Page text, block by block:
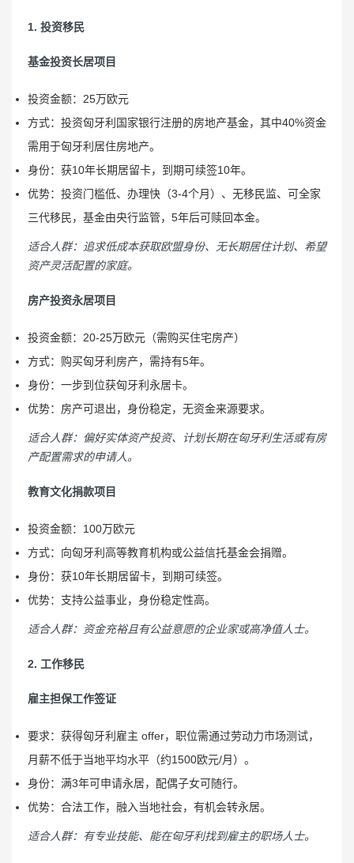
1. 投资移民
基金投资长居项目
投资金额：25万欧元
方式：投资匈牙利国家银行注册的房地产基金，其中40%资金
需用于匈牙利居住房地产。
身份：获10年长期居留卡，到期可续签10年。
优势：投资门槛低、办理快（3-4个月）、无移民监、可全家
三代移民，基金由央行监管，5年后可赎回本金。
适合人群：追求低成本获取欧盟身份、无长期居住计划、希望
资产灵活配置的家庭。
房产投资永居项目
投资金额：20-25万欧元（需购买住宅房产）
方式：购买匈牙利房产，需持有5年。
身份：一步到位获匈牙利永居卡。
优势：房产可退出，身份稳定，无资金来源要求。
适合人群：偏好实体资产投资、计划长期在匈牙利生活或有房
产配置需求的申请人。
教育文化捐款项目
投资金额：100万欧元
方式：向匈牙利高等教育机构或公益信托基金会捐赠。
身份：获10年长期居留卡，到期可续签。
优势：支持公益事业，身份稳定性高。
适合人群：资金充裕且有公益意愿的企业家或高净值人士。
2. 工作移民
雇主担保工作签证
要求：获得匈牙利雇主 offer，职位需通过劳动力市场测试，
月薪不低于当地平均水平（约1500欧元/月）。
身份：满3年可申请永居，配偶子女可随行。
优势：合法工作，融入当地社会，有机会转永居。
适合人群：有专业技能、能在匈牙利找到雇主的职场人士。